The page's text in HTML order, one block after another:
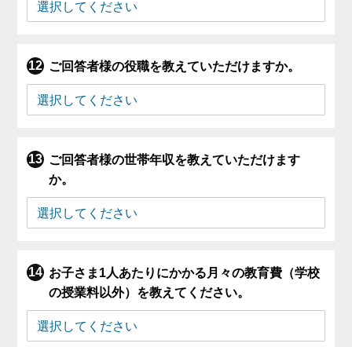
ご回答者様の役職を教えていただけますか。
ご回答者様の世帯年収を教えていただけます
か。
お子さま1人あたりにかかる月々の教育費（学校
の授業料以外）を教えてください。